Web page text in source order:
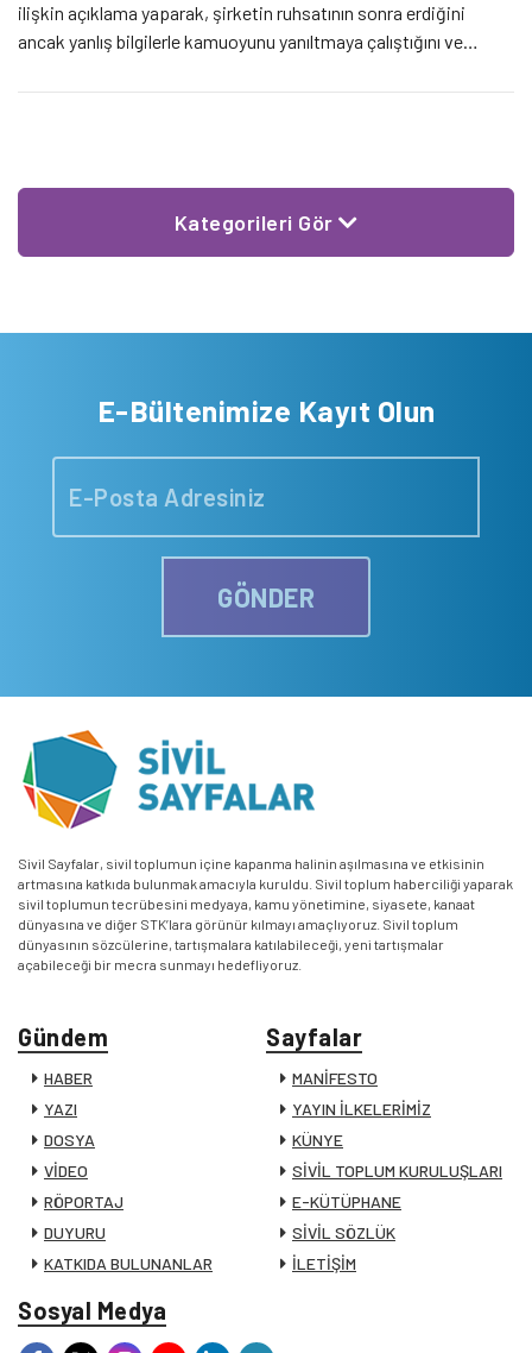
ilişkin açıklama yaparak, şirketin ruhsatının sonra erdiğini
ancak yanlış bilgilerle kamuoyunu yanıltmaya çalıştığını ve
bulundu.
Kategorileri Gör
E-Bültenimize Kayıt Olun
GÖNDER
Sivil Sayfalar, sivil toplumun içine kapanma halinin aşılmasına ve etkisinin
artmasına katkıda bulunmak amacıyla kuruldu. Sivil toplum haberciliği yaparak
sivil toplumun tecrübesini medyaya, kamu yönetimine, siyasete, kanaat
dünyasına ve diğer STK’lara görünür kılmayı amaçlıyoruz. Sivil toplum
dünyasının sözcülerine, tartışmalara katılabileceği, yeni tartışmalar
açabileceği bir mecra sunmayı hedefliyoruz.
Gündem
HABER
YAZI
DOSYA
VİDEO
RÖPORTAJ
DUYURU
KATKIDA BULUNANLAR
Sayfalar
MANİFESTO
YAYIN İLKELERİMİZ
KÜNYE
SİVİL TOPLUM KURULUŞLARI
E-KÜTÜPHANE
SİVİL SÖZLÜK
İLETİŞİM
Sosyal Medya